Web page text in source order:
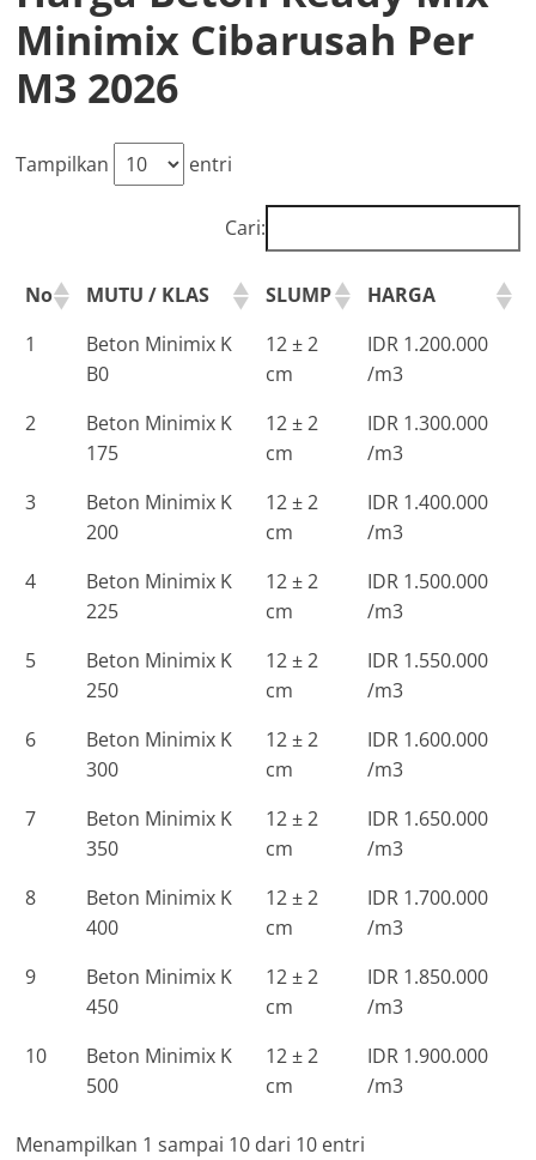
Minimix Cibarusah Per
M3 2026
Tampilkan entri
Cari:
No MUTU / KLAS SLUMP
HARGA
1
Beton Minimix K
B0
12 ± 2
cm
IDR 1.200.000
/m3
2
Beton Minimix K
175
12 ± 2
cm
IDR 1.300.000
/m3
3
Beton Minimix K
200
12 ± 2
cm
IDR 1.400.000
/m3
4
Beton Minimix K
225
12 ± 2
cm
IDR 1.500.000
/m3
5
Beton Minimix K
250
12 ± 2
cm
IDR 1.550.000
/m3
6
Beton Minimix K
300
12 ± 2
cm
IDR 1.600.000
/m3
7
Beton Minimix K
350
12 ± 2
cm
IDR 1.650.000
/m3
8
Beton Minimix K
400
12 ± 2
cm
IDR 1.700.000
/m3
9
Beton Minimix K
450
12 ± 2
cm
IDR 1.850.000
/m3
10
Beton Minimix K
500
12 ± 2
cm
IDR 1.900.000
/m3
Menampilkan 1 sampai 10 dari 10 entri